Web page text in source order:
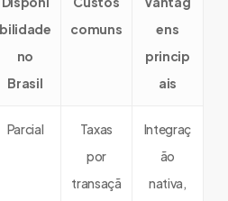
bilidade
no
Brasil
comuns
ens
princip
ais
Parcial
Taxas
por
transaçã
Integraç
ão
nativa,